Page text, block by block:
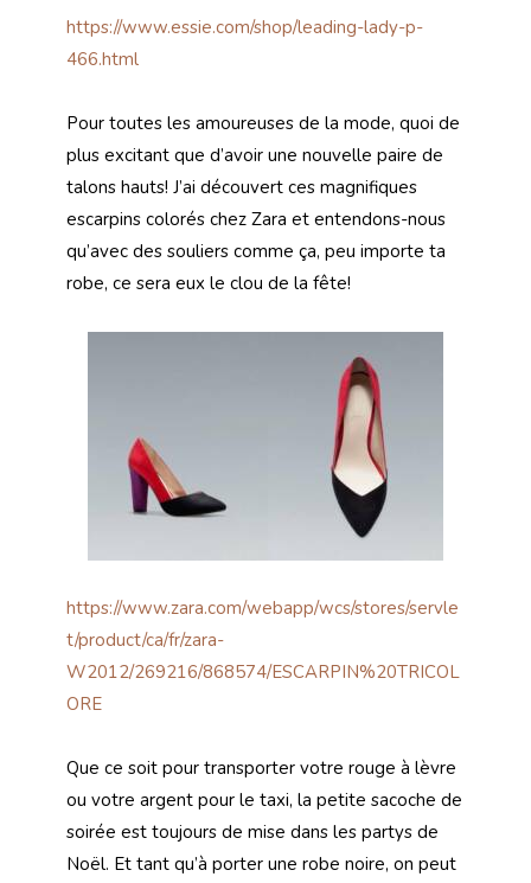
https://www.essie.com/shop/leading-lady-p-
466.html
Pour toutes les amoureuses de la mode, quoi de
plus excitant que d’avoir une nouvelle paire de
talons hauts! J’ai découvert ces magnifiques
escarpins colorés chez Zara et entendons-nous
qu’avec des souliers comme ça, peu importe ta
robe, ce sera eux le clou de la fête!
https://www.zara.com/webapp/wcs/stores/servle
t/product/ca/fr/zara-
W2012/269216/868574/ESCARPIN%20TRICOL
ORE
Que ce soit pour transporter votre rouge à lèvre
ou votre argent pour le taxi, la petite sacoche de
soirée est toujours de mise dans les partys de
Noël. Et tant qu’à porter une robe noire, on peut